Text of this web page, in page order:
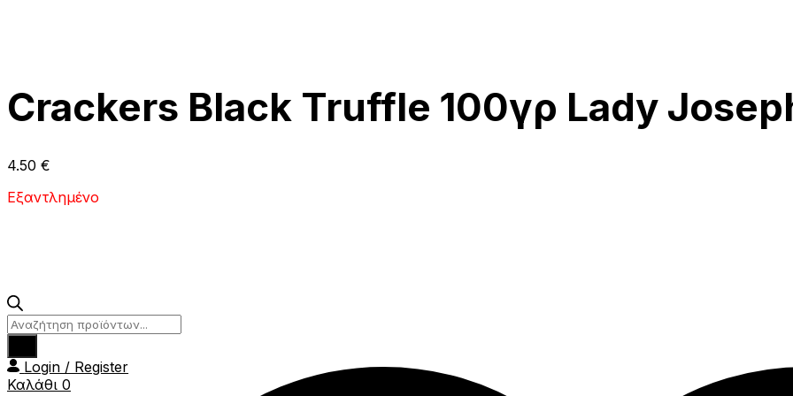
Products
search
Login / Register
Καλάθι 0
Crackers Black Truffle 100γρ Lady
4.50 €
Εξαντλημένο